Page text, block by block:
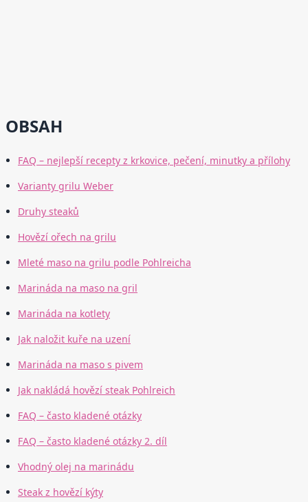
OBSAH
FAQ – nejlepší recepty z krkovice, pečení, minutky a přílohy
Varianty grilu Weber
Druhy steaků
Hovězí ořech na grilu
Mleté maso na grilu podle Pohlreicha
Marináda na maso na gril
Marináda na kotlety
Jak naložit kuře na uzení
Marináda na maso s pivem
Jak nakládá hovězí steak Pohlreich
FAQ – často kladené otázky
FAQ – často kladené otázky 2. díl
Vhodný olej na marinádu
Steak z hovězí kýty